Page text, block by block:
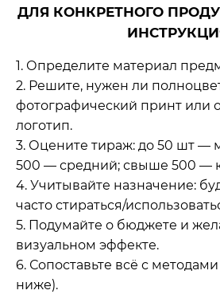
ДЛЯ КОНКРЕТНОГО
1. Определите материал
2. Решите, нужен ли
фотографический принт или
логотип.
3. Оцените тираж: до 50 шт —
500 — средний; свыше 500 —
4. Учитывайте назначение:
часто стираться/
5. Подумайте о бюджете и
визуальном эффекте.
6. Сопоставьте всё с
ниже).